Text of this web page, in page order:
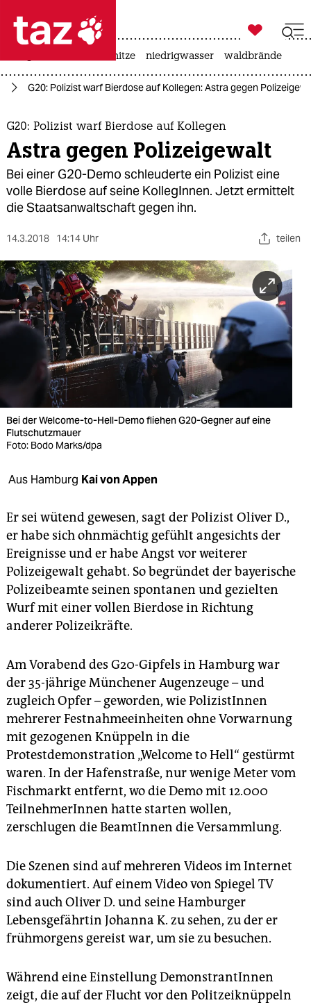
 taz zahl ich
taz zahl ich
themen
politik
öko
sport
berlin
wahrheit
verlag
verlag
shop
fragen & hilfe
unterstützen
abo
genossenschaft
epaper login

taz zahl ich
hitze niedrigwasser waldbrände
G20: Polizist warf Bierdose auf Kollegen: Astra gegen
G20: Polizist warf Bierdose auf Kollegen
Astra gegen Polizeigewalt
Bei einer G20-Demo schleuderte ein Polizist eine
volle Bierdose auf seine KollegInnen. Jetzt ermittelt
die Staatsanwaltschaft gegen ihn.
14.3.2018 14:14 Uhr teilen
Bei der Welcome-to-Hell-Demo fliehen G20-Gegner auf eine
Flutschutzmauer
Foto: Bodo Marks/dpa
Aus Hamburg Kai von Appen
Er sei wütend gewesen, sagt der Polizist Oliver D.,
er habe sich ohnmächtig gefühlt angesichts der
Ereignisse und er habe Angst vor weiterer
Polizeigewalt gehabt. So begründet der bayerische
Polizeibeamte seinen spontanen und gezielten
Wurf mit einer vollen Bierdose in Richtung
anderer Polizeikräfte.
Am Vorabend des G20-Gipfels in Hamburg war
der 35-jährige Münchener Augenzeuge – und
zugleich Opfer – geworden, wie PolizistInnen
mehrerer Festnahmeeinheiten ohne Vorwarnung
mit gezogenen Knüppeln in die
Protestdemonstration „Welcome to Hell“ gestürmt
waren. In der Hafenstraße, nur wenige Meter vom
Fischmarkt entfernt, wo die Demo mit 12.000
TeilnehmerInnen hatte starten wollen,
zerschlugen die BeamtInnen die Versammlung.
Die Szenen sind auf mehreren Videos im Internet
dokumentiert. Auf einem Video von Spiegel TV
sind auch Oliver D. und seine Hamburger
Lebensgefährtin Johanna K. zu sehen, zu der er
frühmorgens gereist war, um sie zu besuchen.
Während eine Einstellung DemonstrantInnen
zeigt, die auf der Flucht vor den Politzeiknüppeln